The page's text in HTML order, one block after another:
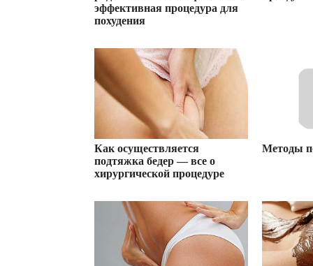
эффективная процедура для
похудения
Как осуществляется
подтяжка бедер — все о
хирургической процедуре
Методы